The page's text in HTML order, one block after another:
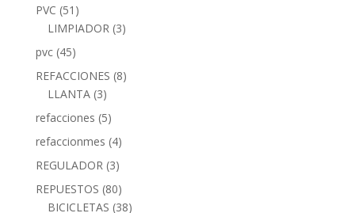
PVC (51)
LIMPIADOR (3)
pvc (45)
REFACCIONES (8)
LLANTA (3)
refacciones (5)
refaccionmes (4)
REGULADOR (3)
REPUESTOS (80)
BICICLETAS (38)